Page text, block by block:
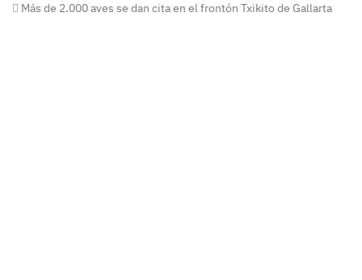
Más de 2.000 aves se dan cita en el frontón Txikito de Gallarta